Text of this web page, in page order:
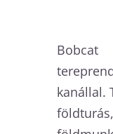
kanállal.